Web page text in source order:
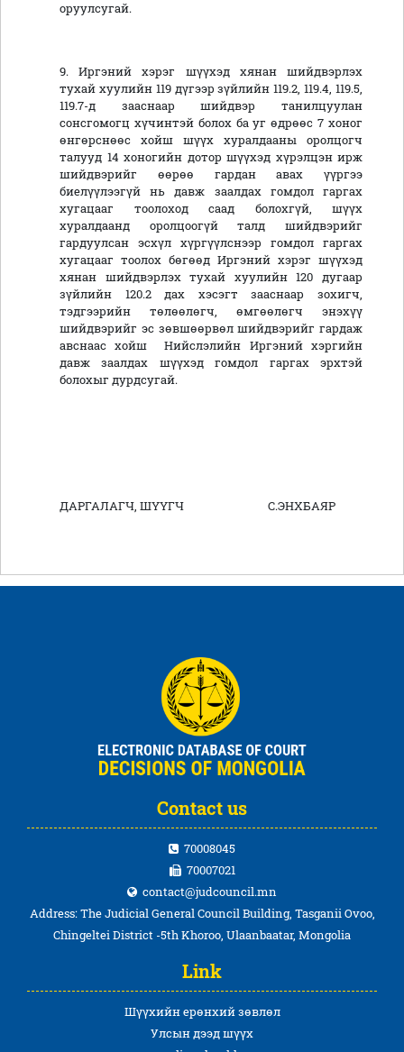
оруулсугай.
9. Иргэний хэрэг шүүхэд хянан шийдвэрлэх
тухай хуулийн 119 дүгээр зүйлийн 119.2, 119.4, 119.5,
119.7-д зааснаар шийдвэр танилцуулан
сонсгомогц хүчинтэй болох ба уг өдрөөс 7 хоног
өнгөрснөөс хойш шүүх хуралдааны оролцогч
талууд 14 хоногийн дотор шүүхэд хүрэлцэн ирж
шийдвэрийг өөрөө гардан авах үүргээ
биелүүлээгүй нь давж заалдах гомдол гаргах
хугацааг тоолоход саад болохгүй, шүүх
хуралдаанд оролцоогүй талд шийдвэрийг
гардуулсан эсхүл хүргүүлснээр гомдол гаргах
хугацааг тоолох бөгөөд Иргэний хэрэг шүүхэд
хянан шийдвэрлэх тухай хуулийн 120 дугаар
зүйлийн 120.2 дах хэсэгт зааснаар зохигч,
тэдгээрийн төлөөлөгч, өмгөөлөгч энэхүү
шийдвэрийг эс зөвшөөрвөл шийдвэрийг гардаж
авснаас хойш Нийслэлийн Иргэний хэргийн
давж заалдах шүүхэд гомдол гаргах эрхтэй
болохыг дурдсугай.
ДАРГАЛАГЧ, ШҮҮГЧ С.ЭНХБАЯР
Contact us
70008045
70007021
contact@judcouncil.mn
Address: The Judicial General Council Building, Tasganii Ovoo,
Chingeltei District -5th Khoroo, Ulaanbaatar, Mongolia
Link
Шүүхийн ерөнхий зөвлөл
Улсын дээд шүүх